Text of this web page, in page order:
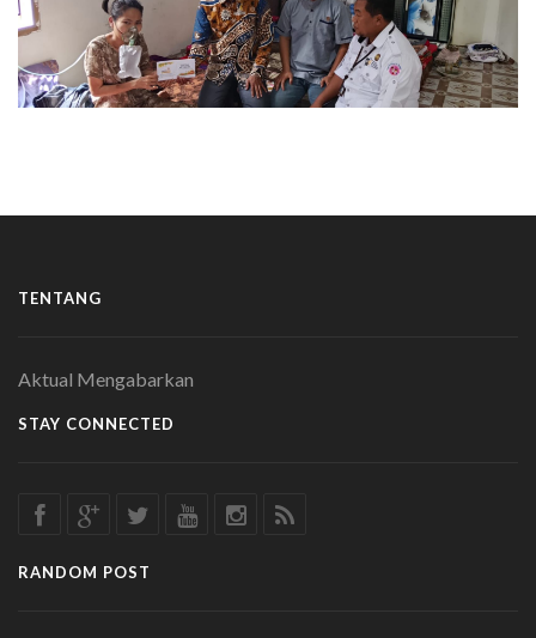
TENTANG
Aktual Mengabarkan
STAY CONNECTED
RANDOM POST